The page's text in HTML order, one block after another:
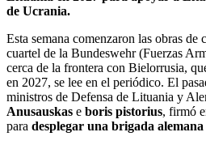
de Ucrania.
Esta semana comenzaron las obras
cuartel de la Bundeswehr (Fuerzas
cerca de la frontera con Bielorrusia,
en 2027, se lee en el periódico. El
ministros de Defensa de Lituania y
Anusauskas e boris pistorius, firmó
para desplegar una brigada